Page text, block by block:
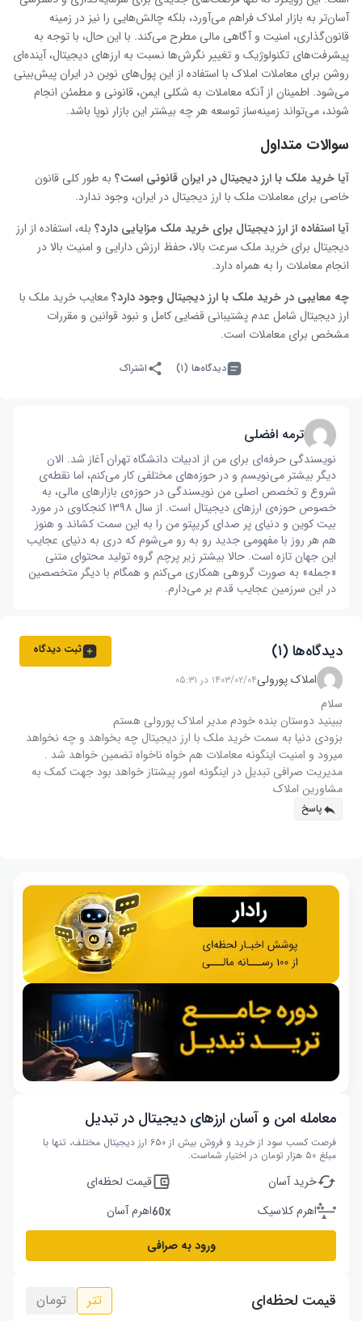
آسان‌تر به بازار املاک فراهم می‌آورد، بلکه چالش‌هایی را نیز در زمینه
قانون‌گذاری، امنیت و آگاهی مالی مطرح می‌کند. با این حال، با توجه به
پیشرفت‌های تکنولوژیک و تغییر نگرش‌ها نسبت به ارزهای دیجیتال، آینده‌ای
روشن برای معاملات املاک با استفاده از این پول‌های نوین در ایران پیش‌بینی
می‌شود. اطمینان از آنکه معاملات به شکلی ایمن، قانونی و مطمئن انجام
شوند، می‌تواند زمینه‌ساز توسعه هر چه بیشتر این بازار نوپا باشد.
سوالات متداول
آیا خرید ملک با ارز دیجیتال در ایران قانونی است؟ به طور کلی قانون
خاصی برای معاملات ملک با ارز دیجیتال در ایران، وجود ندارد.
آیا استفاده از ارز دیجیتال برای خرید ملک مزایایی دارد؟ بله، استفاده از ارز
دیجیتال برای خرید ملک سرعت بالا، حفظ ارزش دارایی و امنیت بالا در
انجام معاملات را به همراه دارد.
چه معایبی در خرید ملک با ارز دیجیتال وجود دارد؟معایب خرید ملک با
ارز دیجیتال شامل عدم پشتیبانی قضایی کامل و نبود قوانین و مقررات
مشخص برای معاملات است.
دیدگاه‌ها (۱) اشتراک
ترمه افضلی
نویسندگی حرفه‌ای برای من از ادبیات دانشگاه تهران آغاز شد. الان
دیگر بیشتر می‌نویسم و در حوزه‌های مختلفی کار می‌کنم، اما نقطه‌ی
شروع و تخصص اصلی من نویسندگی در حوزه‌ی بازار‌های مالی، به
خصوص حوزه‌ی ارز‌های دیجیتال است. از سال ۱۳۹۸ کنجکاوی در مورد
بیت کوین و دنیای پر صدای کریپتو من را به این سمت کشاند و هنوز
هم هر روز با مفهومی جدید رو به رو می‌شوم که دری به دنیای عجایب
این جهان تازه است. حالا بیشتر زیر پرچم گروه تولید محتوای متنی
«جمله» به صورت گروهی همکاری می‌کنم و همگام با دیگر متخصصین
در این سرزمین عجایب قدم بر می‌دارم.
دیدگاه‌ها (۱) ثبت دیدگاه
املاک پورولی۱۴۰۳/۰۲/۰۴ در ۰۵:۳۱
سلام
ببینید دوستان بنده خودم مدیر املاک پورولی هستم
بزودی دنیا به سمت خرید ملک با ارز دیجیتال چه بخواهد و چه نخواهد
میرود و امنیت اینگونه معاملات هم خواه ناخواه تضمین خواهد شد .
مدیریت صرافی تبدیل در اینگونه امور پیشتاز خواهد بود جهت کمک به
مشاورین املاک
پاسخ
معامله امن و آسان ارزهای دیجیتال در تبدیل
فرصت کسب سود از خرید و فروش بیش از ۶۵۰ ارز دیجیتال مختلف، تنها با
مبلغ ۵۰ هزار تومان در اختیار شماست.
خرید آسان
قیمت لحظه‌ای
اهرم کلاسیک
اهرم آسان
ورود به صرافی
قیمت لحظه‌ای تتر تومان